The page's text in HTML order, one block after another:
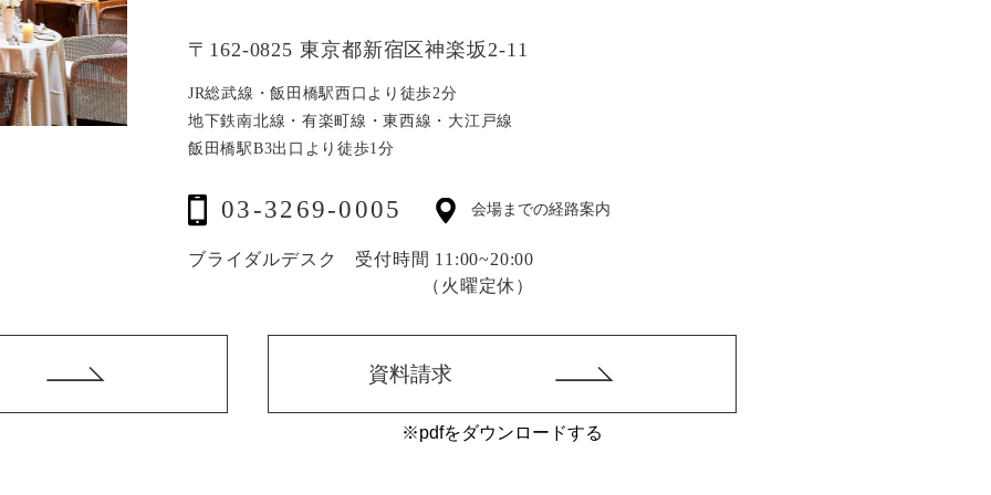
〒162-0825 東京都新宿区神楽坂2-11
JR総武線・飯田橋駅西口より徒歩2分
地下鉄南北線・有楽町線・東西線・大江戸線
飯田橋駅B3出口より徒歩1分
会場までの経路案内
03-3269-0005
ブライダルデスク 受付時間 11:00~20:00
（火曜定休）
資料請求
※pdfをダウンロードする